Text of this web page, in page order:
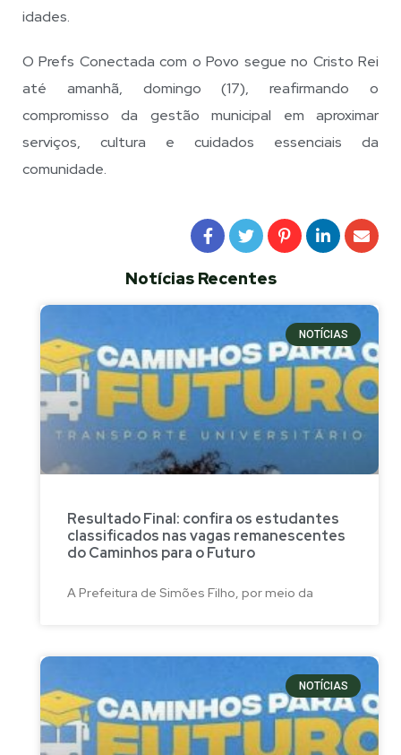
idades.
O Prefs Conectada com o Povo segue no Cristo Rei
até amanhã, domingo (17), reafirmando o
compromisso da gestão municipal em aproximar
serviços, cultura e cuidados essenciais da
comunidade.
Notícias Recentes
NOTÍCIAS
Resultado Final: confira os estudantes
classificados nas vagas remanescentes
do Caminhos para o Futuro
A Prefeitura de Simões Filho, por meio da
NOTÍCIAS